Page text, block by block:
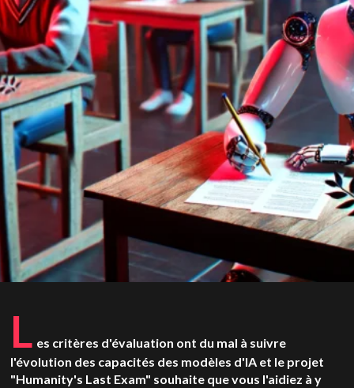
L es critères d'évaluation ont du mal à suivre
l'évolution des capacités des modèles d'IA et le projet
"Humanity's Last Exam" souhaite que vous l'aidiez à y